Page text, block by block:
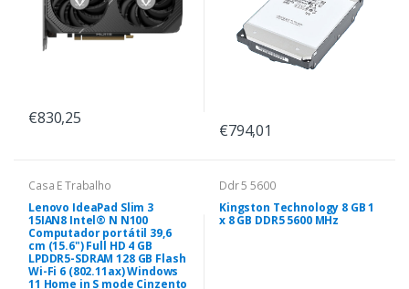
€830,25
€794,01
Casa E Trabalho
Lenovo IdeaPad Slim 3
15IAN8 Intel® N N100
Computador portátil 39,6
cm (15.6") Full HD 4 GB
LPDDR5-SDRAM 128 GB Flash
Wi-Fi 6 (802.11ax) Windows
11 Home in S mode Cinzento
Ddr 5 5600
Kingston Technology 8 GB 1
x 8 GB DDR5 5600 MHz